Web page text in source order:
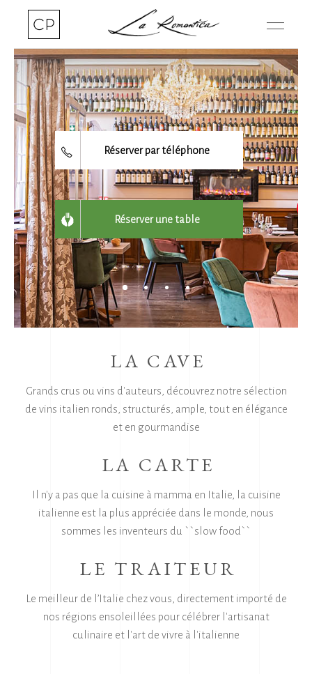
Réserver par téléphone
Réserver une table
LA CAVE
Grands crus ou vins d'auteurs, découvrez notre sélection
de vins italien ronds, structurés, ample, tout en élégance
et en gourmandise
LA CARTE
Il n'y a pas que la cuisine à mamma en Italie, la cuisine
italienne est la plus appréciée dans le monde, nous
sommes les inventeurs du ``slow food``
LE TRAITEUR
Le meilleur de l’Italie chez vous, directement importé de
nos régions ensoleillées pour célébrer l'artisanat
culinaire et l'art de vivre à l'italienne